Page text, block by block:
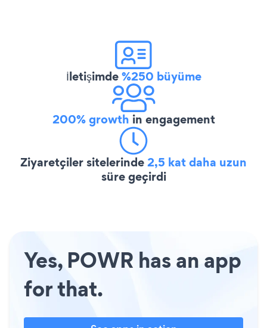
İletişimde%250 büyüme
200% growth in engagement
Ziyaretçiler sitelerinde2,5 kat daha uzun
süre geçirdi
Yes, POWR has an app
for that.